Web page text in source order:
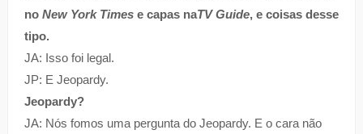
no New York Timese capas naTV Guide, e coisas desse
tipo.
JA: Isso foi legal.
JP: E Jeopardy.
Jeopardy?
JA: Nós fomos uma pergunta do Jeopardy. E o cara não